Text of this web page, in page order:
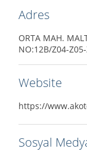
Adres
ORTA MAH.
NO:12B/Z04-
Website
https://
Sosyal